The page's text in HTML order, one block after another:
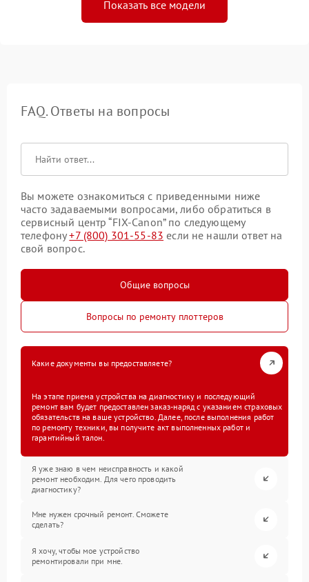
Показать все модели
FAQ. Ответы на вопросы
Вы можете ознакомиться с приведенными ниже
часто задаваемыми вопросами, либо обратиться в
сервисный центр “FIX-Canon” по следующему
телефону+7 (800) 301-55-83 если не нашли ответ на
свой вопрос.
Общие вопросы
Вопросы по ремонту плоттеров
Какие документы вы предоставляете?
На этапе приема устройства на диагностику и последующий
ремонт вам будет предоставлен заказ-наряд с указанием страховых
обязательств на ваше устройство. Далее, после выполнения работ
по ремонту техники, вы получите акт выполненных работ и
гарантийный талон.
Я уже знаю в чем неисправность и какой
ремонт необходим. Для чего проводить
диагностику?
Мне нужен срочный ремонт. Сможете
сделать?
Я хочу, чтобы мое устройство
ремонтировали при мне.